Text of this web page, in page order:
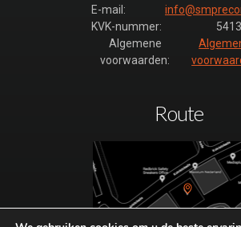
E-mail:
KVK-nummer:
Algemene
voorwaarden:
Route